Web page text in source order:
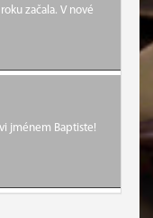
začala. V nové
jménem Baptiste!